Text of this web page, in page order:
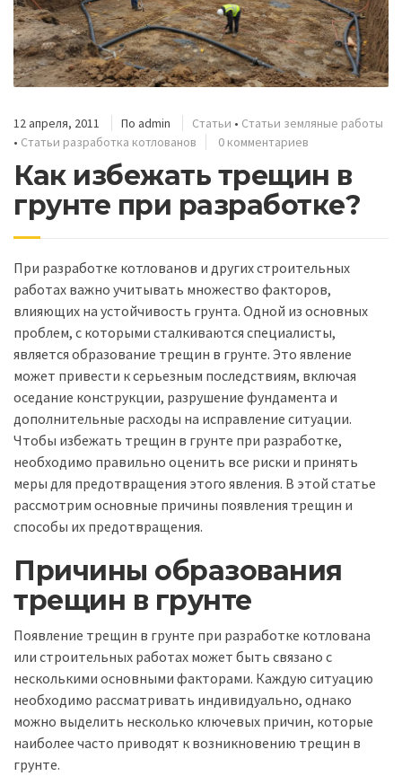
12 апреля, 2011 По admin Статьи • Статьи земляные работы
• Статьи разработка котлованов 0 комментариев
Как избежать трещин в
грунте при разработке?
При разработке котлованов и других строительных
работах важно учитывать множество факторов,
влияющих на устойчивость грунта. Одной из основных
проблем, с которыми сталкиваются специалисты,
является образование трещин в грунте. Это явление
может привести к серьезным последствиям, включая
оседание конструкции, разрушение фундамента и
дополнительные расходы на исправление ситуации.
Чтобы избежать трещин в грунте при разработке,
необходимо правильно оценить все риски и принять
меры для предотвращения этого явления. В этой статье
рассмотрим основные причины появления трещин и
способы их предотвращения.
Причины образования
трещин в грунте
Появление трещин в грунте при разработке котлована
или строительных работах может быть связано с
несколькими основными факторами. Каждую ситуацию
необходимо рассматривать индивидуально, однако
можно выделить несколько ключевых причин, которые
наиболее часто приводят к возникновению трещин в
грунте.